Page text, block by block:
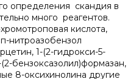
определения скандия в
много реагентов.
кислота,
нитроазобензол
1-(2-гидрокси-5-
бензоксазолил)формазан,
8-оксихинолина другие